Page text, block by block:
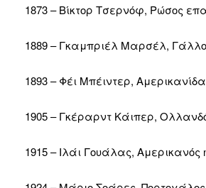
1873 – Βίκτορ Τσερνόφ, Ρώσος
1889 – Γκαμπριέλ Μαρσέλ,
1893 – Φέι Μπέιντερ,
1905 – Γκέραρντ Κάιπερ,
1915 – Ιλάι Γουάλας, Αμερικανός